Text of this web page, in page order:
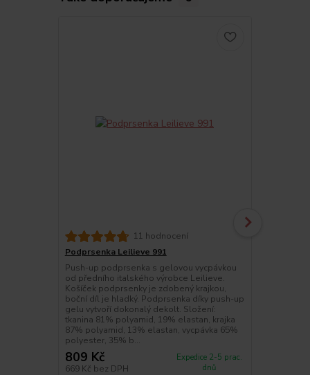
11 hodnocení
Podprsenka Leilieve 991
Push-up podprsenka s gelovou vycpávkou
od předního italského výrobce Leilieve.
Košíček podprsenky je zdobený krajkou,
boční díl je hladký. Podprsenka díky push-up
gelu vytvoří dokonalý dekolt. Složení:
tkanina 81% polyamid, 19% elastan, krajka
87% polyamid, 13% elastan, vycpávka 65%
polyester, 35% b...
809 Kč
669 Kč bez DPH
Expedice 2-5 prac.
dnů